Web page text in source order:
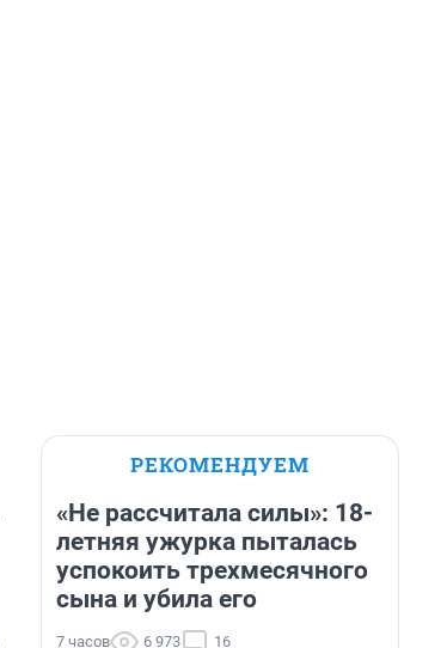
РЕКОМЕНДУЕМ
«Не рассчитала силы»: 18-
летняя ужурка пыталась
успокоить трехмесячного
сына и убила его
7 часов 6 973 16